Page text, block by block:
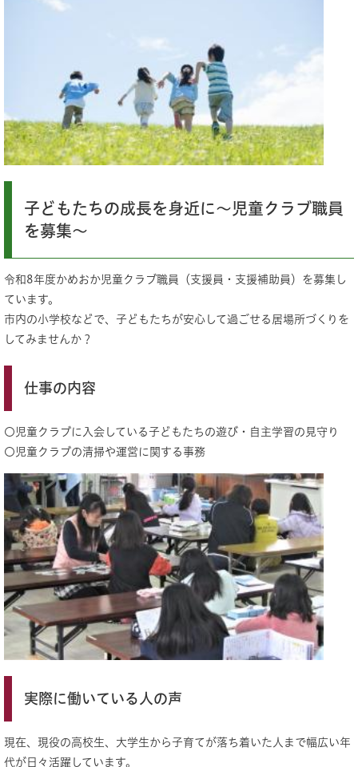
子どもたちの成長を身近に～児童クラブ職員
を募集～
令和8年度かめおか児童クラブ職員（支援員・支援補助員）を募集し
ています。
市内の小学校などで、子どもたちが安心して過ごせる居場所づくりを
してみませんか？
仕事の内容
〇児童クラブに入会している子どもたちの遊び・自主学習の見守り
〇児童クラブの清掃や運営に関する事務
実際に働いている人の声
現在、現役の高校生、大学生から子育てが落ち着いた人まで幅広い年
代が日々活躍しています。